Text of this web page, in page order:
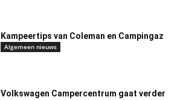
Kampeertips van Coleman en Campingaz
Algemeen nieuws
Volkswagen Campercentrum gaat verder